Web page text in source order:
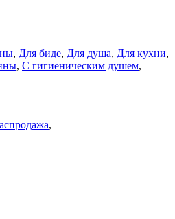
, Для биде, Для душа, Для кухни,
, C гигиеническим душем,
,